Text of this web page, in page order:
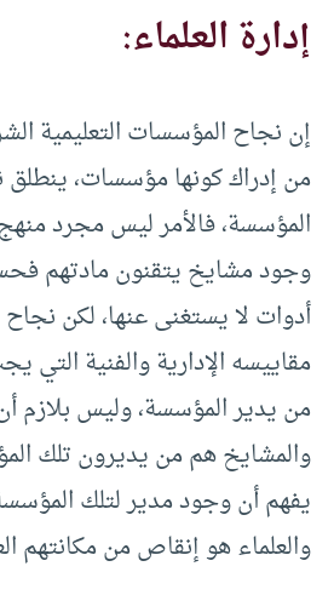
إدارة العلماء:
إن نجاح المؤسسات التعليمية
من إدراك كونها مؤسسات، ينطلق
المؤسسة، فالأمر ليس مجرد
وجود مشايخ يتقنون مادتهم
أدوات لا يستغنى عنها، لكن
مقاييسه الإدارية والفنية التي
من يدير المؤسسة، وليس بلازم
والمشايخ هم من يديرون تلك
يفهم أن وجود مدير لتلك
والعلماء هو إنقاص من مكانتهم